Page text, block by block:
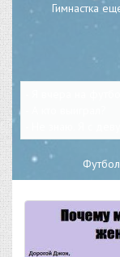
Гимнастка